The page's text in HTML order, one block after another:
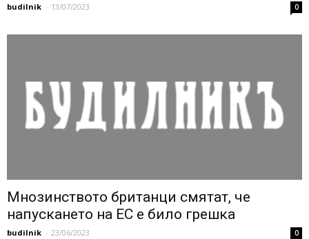
budilnik - 13/07/2023 0
Мнозинството британци смятат, че
напускането на ЕС е било грешка
budilnik - 23/06/2023 0